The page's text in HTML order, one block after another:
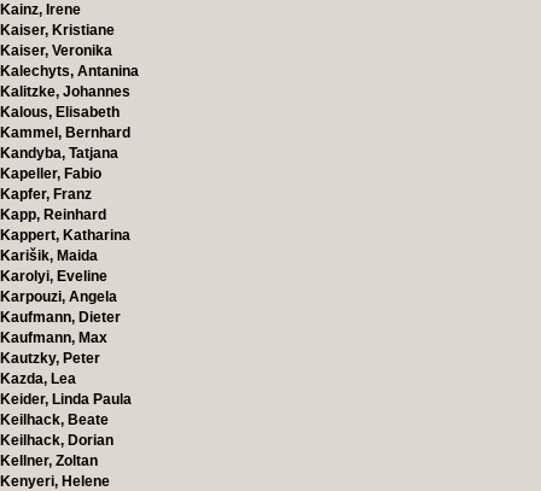
Kainz, Irene
Kaiser, Kristiane
Kaiser, Veronika
Kalechyts, Antanina
Kalitzke, Johannes
Kalous, Elisabeth
Kammel, Bernhard
Kandyba, Tatjana
Kapeller, Fabio
Kapfer, Franz
Kapp, Reinhard
Kappert, Katharina
Karišik, Maida
Karolyi, Eveline
Karpouzi, Angela
Kaufmann, Dieter
Kaufmann, Max
Kautzky, Peter
Kazda, Lea
Keider, Linda Paula
Keilhack, Beate
Keilhack, Dorian
Kellner, Zoltan
Kenyeri, Helene